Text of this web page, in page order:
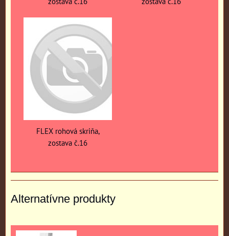
FLEX rohová skriňa,
zostava č.16
Alternatívne produkty